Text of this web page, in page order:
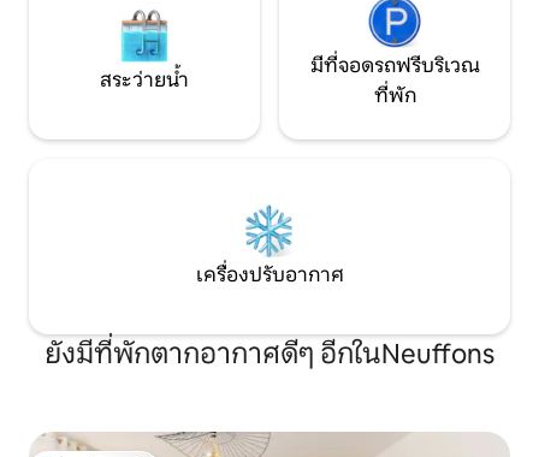
สระว่ายน้ำ
มีที่จอดรถฟรีบริเวณ
ที่พัก
เครื่องปรับอากาศ
ยังมีที่พักตากอากาศดีๆ อีกในNeuffons